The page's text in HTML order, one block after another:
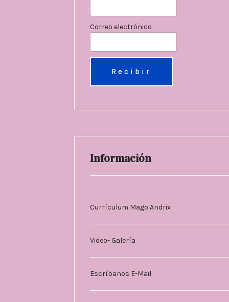
Correo electrónico
Información
Currículum Mago Andrix
Video- Galería
Escríbanos E-Mail